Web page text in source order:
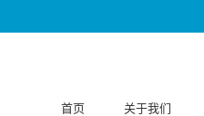
首页 关于我们